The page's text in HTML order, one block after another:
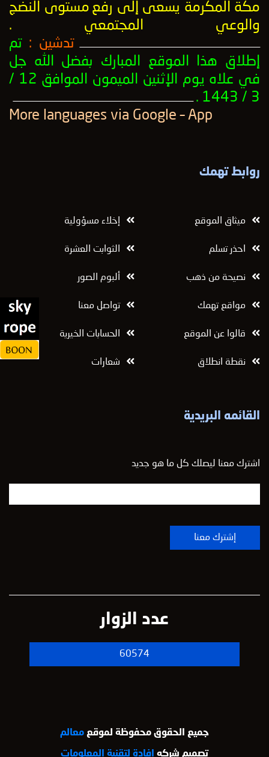
مكة المكرمة يسعى إلى رفع مستوى النضج
والوعي المجتمعي .
ــــــــــــــــــــــــــــــــــــــــــــــــــــــــــــــــــــــــــــــــــــــــــــــــــــ تدشين : تم
إطلاق هذا الموقع المبارك بفضل الله جل
في علاه يوم الإثنين الميمون الموافق 12 /
3 / 1443 .
ــــــــــــــــــــــــــــــــــــــــــــــــــــــــــــــــــــــــــــــــــــــــــــــــــــ
روابط تهمك
ميثاق الموقع إخلاء مسؤولية
احذر تسلم الثوابت العشرة
نصيحة من ذهب ألبوم الصور
مواقع تهمك تواصل معنا
قالوا عن الموقع الحسابات الخيرية
نقطة انطلاق شعارات
القائمه البريدية
اشترك معنا ليصلك كل ما هو جديد
عدد الزوار
60574
جميع الحقوق محفوظة لموقع معالم
تصميم شركه افادة لتقنية المعلومات